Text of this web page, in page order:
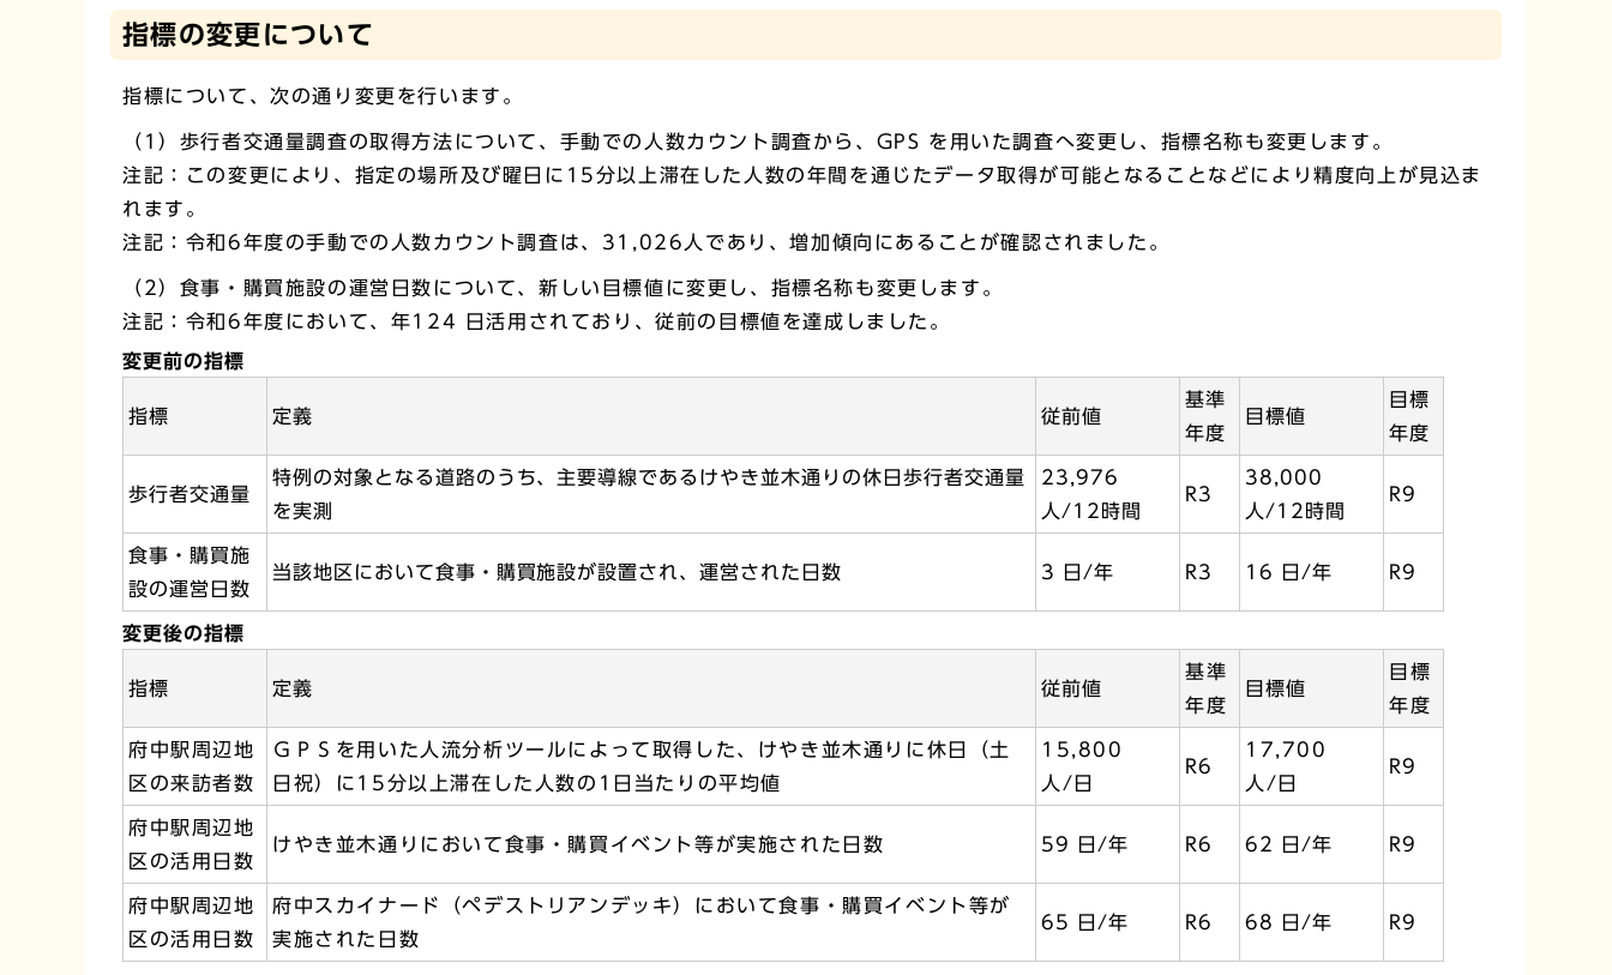
指標の変更について
指標について、次の通り変更を行います。
（1）歩行者交通量調査の取得方法について、手動での人数カウント調査から、GPS を用いた調査へ変更し、指標名称も変更します。
注記：この変更により、指定の場所及び曜日に15分以上滞在した人数の年間を通じたデータ取得が可能となることなどにより精度向上が見込ま
れます。
注記：令和6年度の手動での人数カウント調査は、31,026人であり、増加傾向にあることが確認されました。
（2）食事・購買施設の運営日数について、新しい目標値に変更し、指標名称も変更します。
注記：令和6年度において、年124 日活用されており、従前の目標値を達成しました。
変更前の指標
指標 定義 従前値
基準
年度
目標値
目標
年度
歩行者交通量
特例の対象となる道路のうち、主要導線であるけやき並木通りの休日歩行者交通量
を実測
23,976
人/12時間
R3
38,000
人/12時間
R9
食事・購買施
設の運営日数
当該地区において食事・購買施設が設置され、運営された日数 3 日/年 R3 16 日/年 R9
変更後の指標
指標 定義 従前値
基準
年度
目標値
目標
年度
府中駅周辺地
区の来訪者数
ＧＰＳを用いた人流分析ツールによって取得した、けやき並木通りに休日（土
日祝）に15分以上滞在した人数の1日当たりの平均値
15,800
人/日
R6
17,700
人/日
R9
府中駅周辺地
区の活用日数
けやき並木通りにおいて食事・購買イベント等が実施された日数 59 日/年 R6 62 日/年 R9
府中駅周辺地
区の活用日数
府中スカイナード（ペデストリアンデッキ）において食事・購買イベント等が
実施された日数
65 日/年 R6 68 日/年 R9